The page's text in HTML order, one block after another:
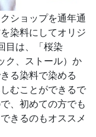
ショップを通年通
染料にしてオリジ
目は、「桜染
ク、ストール）か
る染料で染める
むことができるで
、初めての方でも
きるのもオススメ